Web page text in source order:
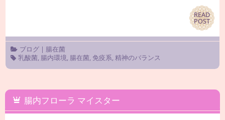
READ
POST
READ
POST
ブログ| 腸在菌
乳酸菌, 腸内環境, 腸在菌,免疫系,精神のバランス
腸内フローラ マイスター